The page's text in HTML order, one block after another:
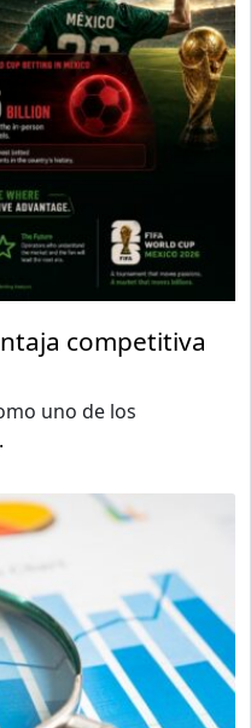
competitiva
uno de los